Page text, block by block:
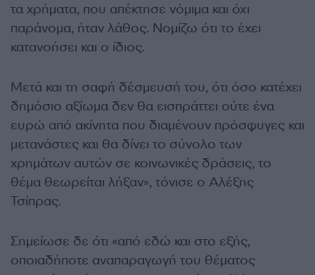
τα χρήματα, που απέκτησε νόμιμα και όχι
παράνομα, ήταν λάθος. Νομίζω ότι το έχει
κατανοήσει και ο ίδιος.
Μετά και τη σαφή δέσμευσή του, ότι όσο κατέχει
δημόσιο αξίωμα δεν θα εισπράττει ούτε ένα
ευρώ από ακίνητα που διαμένουν πρόσφυγες και
μετανάστες και θα δίνει το σύνολο των
χρημάτων αυτών σε κοινωνικές δράσεις, το
θέμα θεωρείται λήξαν», τόνισε ο Αλέξης
Τσίπρας.
Σημείωσε δε ότι «από εδώ και στο εξής,
οποιαδήποτε αναπαραγωγή του θέματος